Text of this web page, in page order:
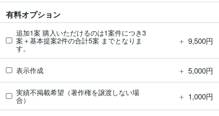
有料オプション
追加1案 購入いただけるのは1案件につき3
案＋基本提案2件の合計5案 までとなりま
す。
＋ 9,500円
表示作成 ＋ 5,000円
実績不掲載希望（著作権を譲渡しない場
合）
＋ 1,000円